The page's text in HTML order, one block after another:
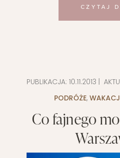
CZYTAJ
PUBLIKACJA: 10.11.2013 |
PODRÓŻE,
Co fajnego